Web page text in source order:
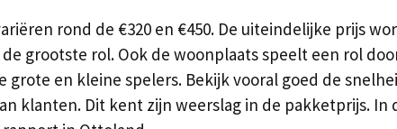
rond de €320 en €450. De uiteindelijke prijs
grootste rol. Ook de woonplaats speelt een rol
grote en kleine spelers. Bekijk vooral goed de
klanten. Dit kent zijn weerslag in de pakketprijs.